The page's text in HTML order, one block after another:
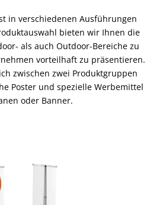
in verschiedenen Ausführungen
bieten wir Ihnen die
als auch Outdoor-Bereiche zu
vorteilhaft zu präsentieren.
zwischen zwei Produktgruppen
Poster und spezielle Werbemittel
oder Banner.